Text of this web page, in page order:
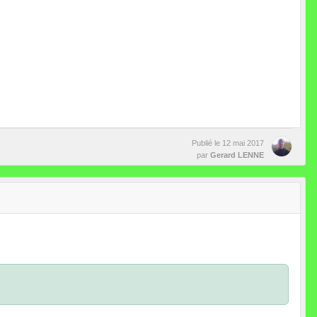
Publié le 12 mai 2017
par Gerard LENNE